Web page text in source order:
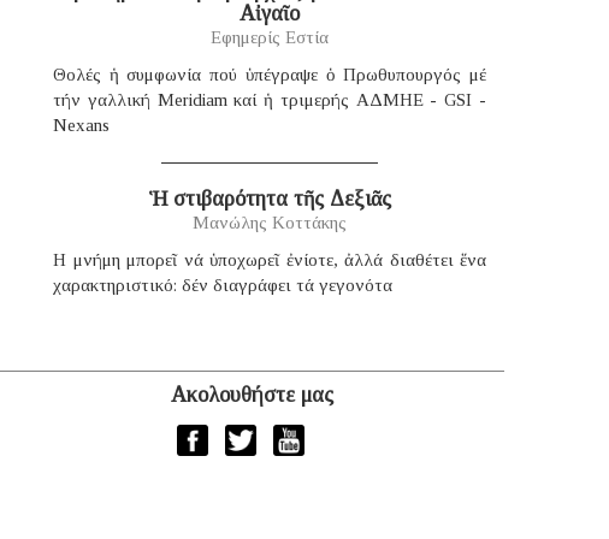
Αἰγαῖο
Εφημερίς Εστία
Θολές ἡ συμφωνία πού ὑπέγραψε ὁ Πρωθυπουργός μέ
τήν γαλλική Μeridiam καί ἡ τριμερής ΑΔΜΗΕ - GSI -
Nexans
Ἡ στιβαρότητα τῆς Δεξιᾶς
Μανώλης Κοττάκης
H μνήμη μπορεῖ νά ὑποχωρεῖ ἐνίοτε, ἀλλά διαθέτει ἕνα
χαρακτηριστικό: δέν διαγράφει τά γεγονότα
Ακολουθήστε μας